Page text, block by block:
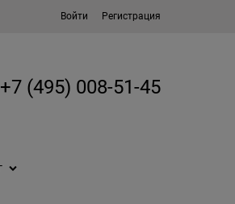
Войти Регистрация
+7 (495) 008-51-45